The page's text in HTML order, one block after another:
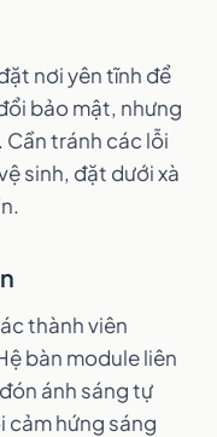
nơi yên tĩnh để
bảo mật, nhưng
tránh các lỗi
sinh, đặt dưới xà
thành viên
bàn module liên
ánh sáng tự
cảm hứng sáng